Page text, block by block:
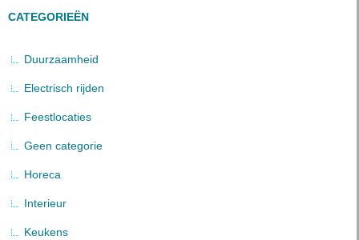
CATEGORIEËN
Duurzaamheid
Electrisch rijden
Feestlocaties
Geen categorie
Horeca
Interieur
Keukens